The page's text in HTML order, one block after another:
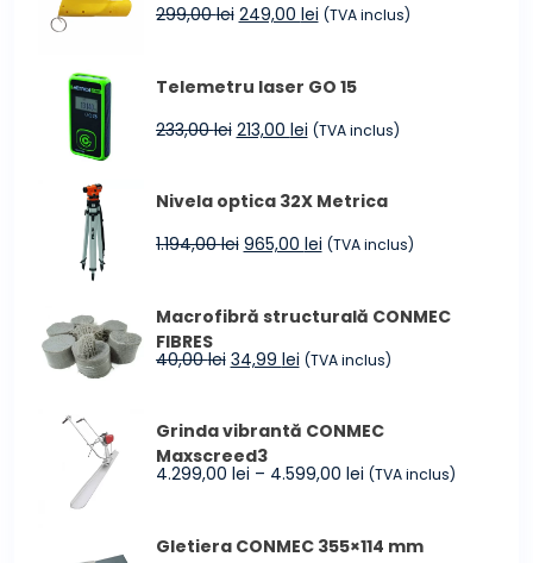
299,00lei Prețul
fost:
249,00 leiPrețul
249,00 lei.
(TVA inclus)
Telemetru laser GO 15
233,00lei Prețul
fost:
213,00 leiPrețul
213,00 lei.
(TVA inclus)
Nivela optica 32X Metrica
1.194,00lei Prețul
fost:
965,00 leiPrețul
965,00 lei.
(TVA inclus)
Macrofibră structurală CONMEC
FIBRES
40,00lei Prețul
fost:
40,00 lei.
34,99 leiPrețul
34,99 lei.
(TVA inclus)
Grinda vibrantă CONMEC
Maxscreed3
4.299,00 lei – 4.599,00 leiInterval
4.299,00 lei
(TVA inclus)
Gletiera CONMEC 355×114 mm